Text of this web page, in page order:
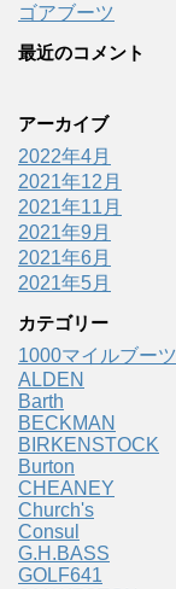
ゴアブーツ
最近のコメント
アーカイブ
2022年4月
2021年12月
2021年11月
2021年9月
2021年6月
2021年5月
カテゴリー
1000マイルブーツ
ALDEN
Barth
BECKMAN
BIRKENSTOCK
Burton
CHEANEY
Church's
Consul
G.H.BASS
GOLF641